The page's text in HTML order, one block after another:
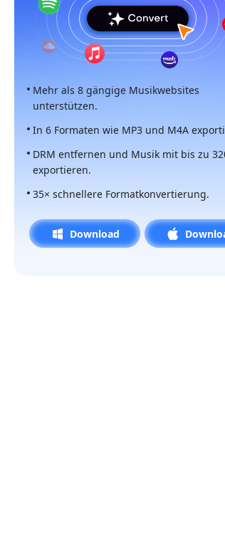
7. Die 6 besten Apple Music to Spotify
Transfer im Vergleich
8. FAQ
Mehr als 8 gängige Musikwebsites
unterstützen.
In 6 Formaten wie MP3 und M4A
DRM entfernen und Musik mit bis zu
exportieren.
35× schnellere Formatkonvertierung.
Download